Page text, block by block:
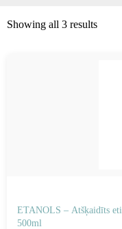
Showing all 3 results
ETANOLS – Atšķaidīts
500ml